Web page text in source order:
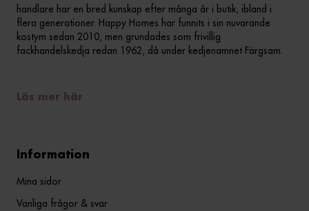
handlare har en bred kunskap efter många år i butik, ibland i
flera generationer. Happy Homes har funnits i sin nuvarande
kostym sedan 2010, men grundades som frivillig
fackhandelskedja redan 1962, då under kedjenamnet Färgsam.
Läs mer här
Information
Mina sidor
Vanliga frågor & svar